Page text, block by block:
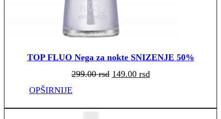
TOP FLUO Nega za nokte SNIZENJE 50%
299.00rsd Originalna
cena
149.00 rsdTrenutna
cena
OPŠIRNIJE